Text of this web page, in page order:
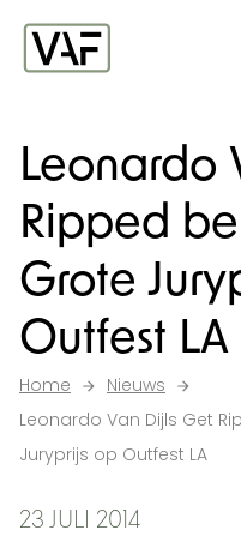
Ga verder naar de
Leonardo
Ripped
Grote
Outfest LA
Home
Nieuws
Leonardo Van Dijls Get
Juryprijs op Outfest LA
23 JULI 2014